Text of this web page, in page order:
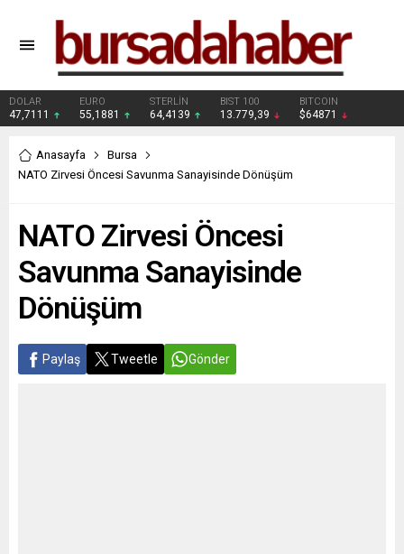
DOLAR
47,7111
EURO
55,1881
STERLİN
64,4139
BIST 100
13.779,39
BITCOIN
$64871
Anasayfa
Bursa
NATO Zirvesi Öncesi Savunma Sanayisinde Dönüşüm
NATO Zirvesi Öncesi
Savunma Sanayisinde
Dönüşüm
Paylaş Tweetle Gönder